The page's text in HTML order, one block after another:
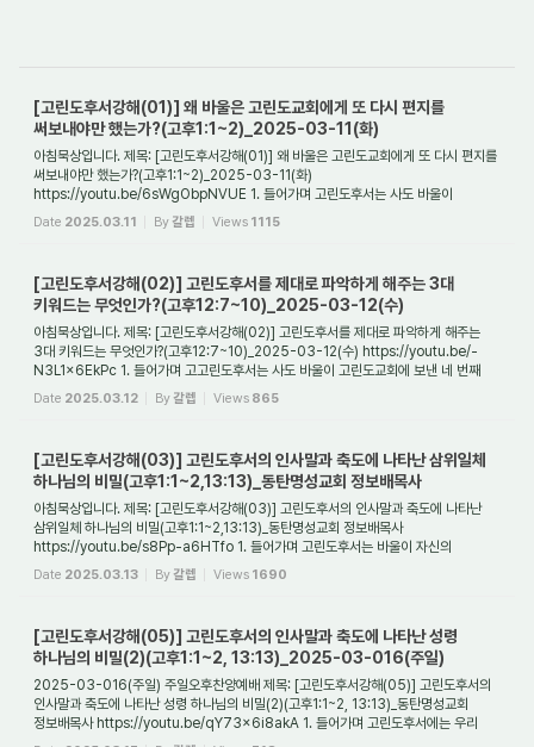
[고린도후서강해(01)] 왜 바울은 고린도교회에게 또 다시 편지를
써보내야만 했는가?(고후1:1~2)_2025-03-11(화)
아침묵상입니다. 제목: [고린도후서강해(01)] 왜 바울은 고린도교회에게 또 다시 편지를
써보내야만 했는가?(고후1:1~2)_2025-03-11(화)
https://youtu.be/6sWgObpNVUE 1. 들어가며 고린도후서는 사도 바울이
고린도교회에게 고린도전서를 보낸 후 약 6개월 정...
Date 2025.03.11 By갈렙 Views 1115
[고린도후서강해(02)] 고린도후서를 제대로 파악하게 해주는 3대
키워드는 무엇인가?(고후12:7~10)_2025-03-12(수)
아침묵상입니다. 제목: [고린도후서강해(02)] 고린도후서를 제대로 파악하게 해주는
3대 키워드는 무엇인가?(고후12:7~10)_2025-03-12(수) https://youtu.be/-
N3L1x6EkPc 1. 들어가며 고고린도후서는 사도 바울이 고린도교회에 보낸 네 번째
서신이다. 첫 번째...
Date 2025.03.12 By갈렙 Views 865
[고린도후서강해(03)] 고린도후서의 인사말과 축도에 나타난 삼위일체
하나님의 비밀(고후1:1~2,13:13)_동탄명성교회 정보배목사
아침묵상입니다. 제목: [고린도후서강해(03)] 고린도후서의 인사말과 축도에 나타난
삼위일체 하나님의 비밀(고후1:1~2,13:13)_동탄명성교회 정보배목사
https://youtu.be/s8Pp-a6HTfo 1. 들어가며 고린도후서는 바울이 자신의
개인적인 감정을 진솔하게 표현...
Date 2025.03.13 By갈렙 Views 1690
[고린도후서강해(05)] 고린도후서의 인사말과 축도에 나타난 성령
하나님의 비밀(2)(고후1:1~2, 13:13)_2025-03-016(주일)
2025-03-016(주일) 주일오후찬양예배 제목: [고린도후서강해(05)] 고린도후서의
인사말과 축도에 나타난 성령 하나님의 비밀(2)(고후1:1~2, 13:13)_동탄명성교회
정보배목사 https://youtu.be/qY73x6i8akA 1. 들어가며 고린도후서에는 우리
그리스도인들에게 ...